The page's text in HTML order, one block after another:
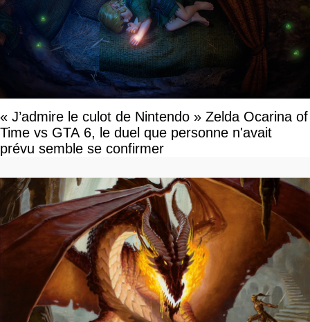
« J’admire le culot de Nintendo » Zelda Ocarina of
Time vs GTA 6, le duel que personne n'avait
prévu semble se confirmer